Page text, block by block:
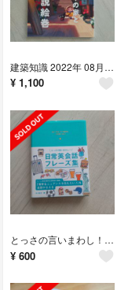
建築知識 2022年 08月号 [雑誌]
¥ 1,100
とっさの言いまわし！ 日常英会話フレーズ集
¥ 600